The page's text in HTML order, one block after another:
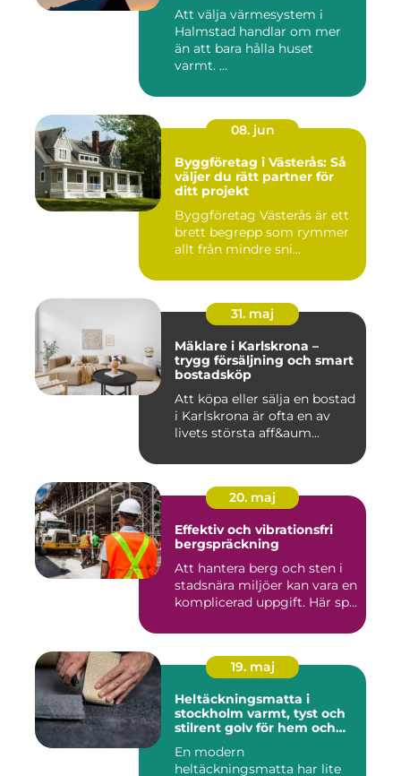
Att välja värmesystem i
Halmstad handlar om mer
än att bara hålla huset
varmt. ...
08. jun
Byggföretag i Västerås: Så
väljer du rätt partner för
ditt projekt
Byggföretag Västerås är ett
brett begrepp som rymmer
allt från mindre sni...
31. maj
Mäklare i Karlskrona –
trygg försäljning och smart
bostadsköp
Att köpa eller sälja en bostad
i Karlskrona är ofta en av
livets största aff&aum...
20. maj
Effektiv och vibrationsfri
bergspräckning
Att hantera berg och sten i
stadsnära miljöer kan vara en
komplicerad uppgift. Här sp...
19. maj
Heltäckningsmatta i
stockholm varmt, tyst och
stilrent golv för hem och
En modern
heltäckningsmatta har lite